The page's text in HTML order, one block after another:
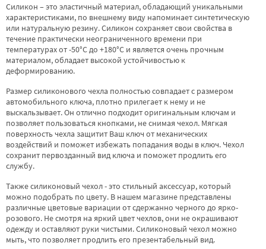
Силикон – это эластичный материал, обладающий уникальными
характеристиками, по внешнему виду напоминает синтетическую
или натуральную резину. Силикон сохраняет свои свойства в
течение практически неограниченного времени при
температурах от -50°С до +180°С и является очень прочным
материалом, обладает высокой устойчивостью к
деформированию.
Размер силиконового чехла полностью совпадает с размером
автомобильного ключа, плотно прилегает к нему и не
выскальзывает. Он отлично подходит оригинальным ключам и
позволяет пользоваться кнопками, не снимая чехол. Мягкая
поверхность чехла защитит Ваш ключ от механических
воздействий и поможет избежать попадания воды в ключ. Чехол
сохранит первозданный вид ключа и поможет продлить его
службу.
Также силиконовый чехол - это стильный аксессуар, который
можно подобрать по цвету. В нашем магазине представлены
различные цветовые вариации от сдержанно черного до ярко-
розового. Не смотря на яркий цвет чехлов, они не окрашивают
одежду и оставляют руки чистыми. Силиконовый чехол можно
мыть, что позволяет продлить его презентабельный вид.